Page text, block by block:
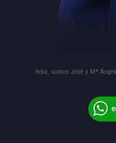
Hola, somos José y Mª